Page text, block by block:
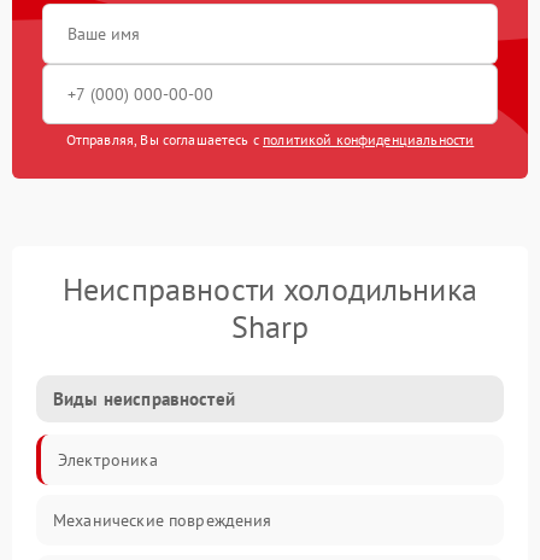
Отправляя, Вы соглашаетесь с политикой конфиденциальности
Неисправности холодильника
Sharp
Виды неисправностей
Электроника
Механические повреждения